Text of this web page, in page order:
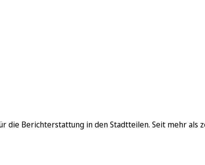
die Berichterstattung in den Stadtteilen. Seit mehr als